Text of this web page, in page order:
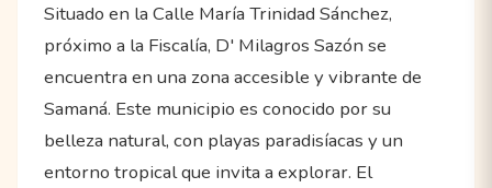
Situado en la Calle María Trinidad Sánchez,
próximo a la Fiscalía, D' Milagros Sazón se
encuentra en una zona accesible y vibrante de
Samaná. Este municipio es conocido por su
belleza natural, con playas paradisíacas y un
entorno tropical que invita a explorar. El